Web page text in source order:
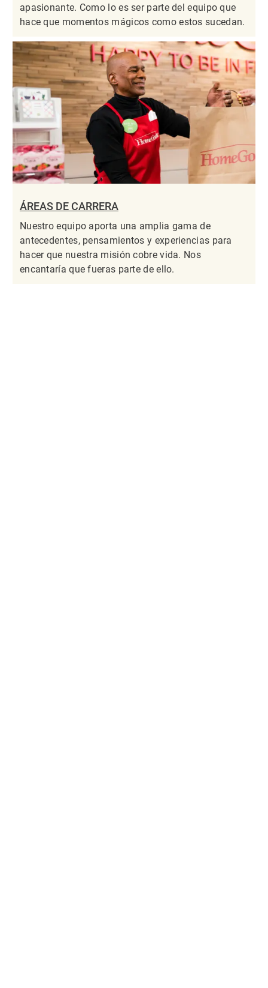
apasionante. Como lo es ser parte del equipo que
hace que momentos mágicos como estos sucedan.
ÁREAS DE CARRERA
Nuestro equipo aporta una amplia gama de
antecedentes, pensamientos y experiencias para
hacer que nuestra misión cobre vida. Nos
encantaría que fueras parte de ello.